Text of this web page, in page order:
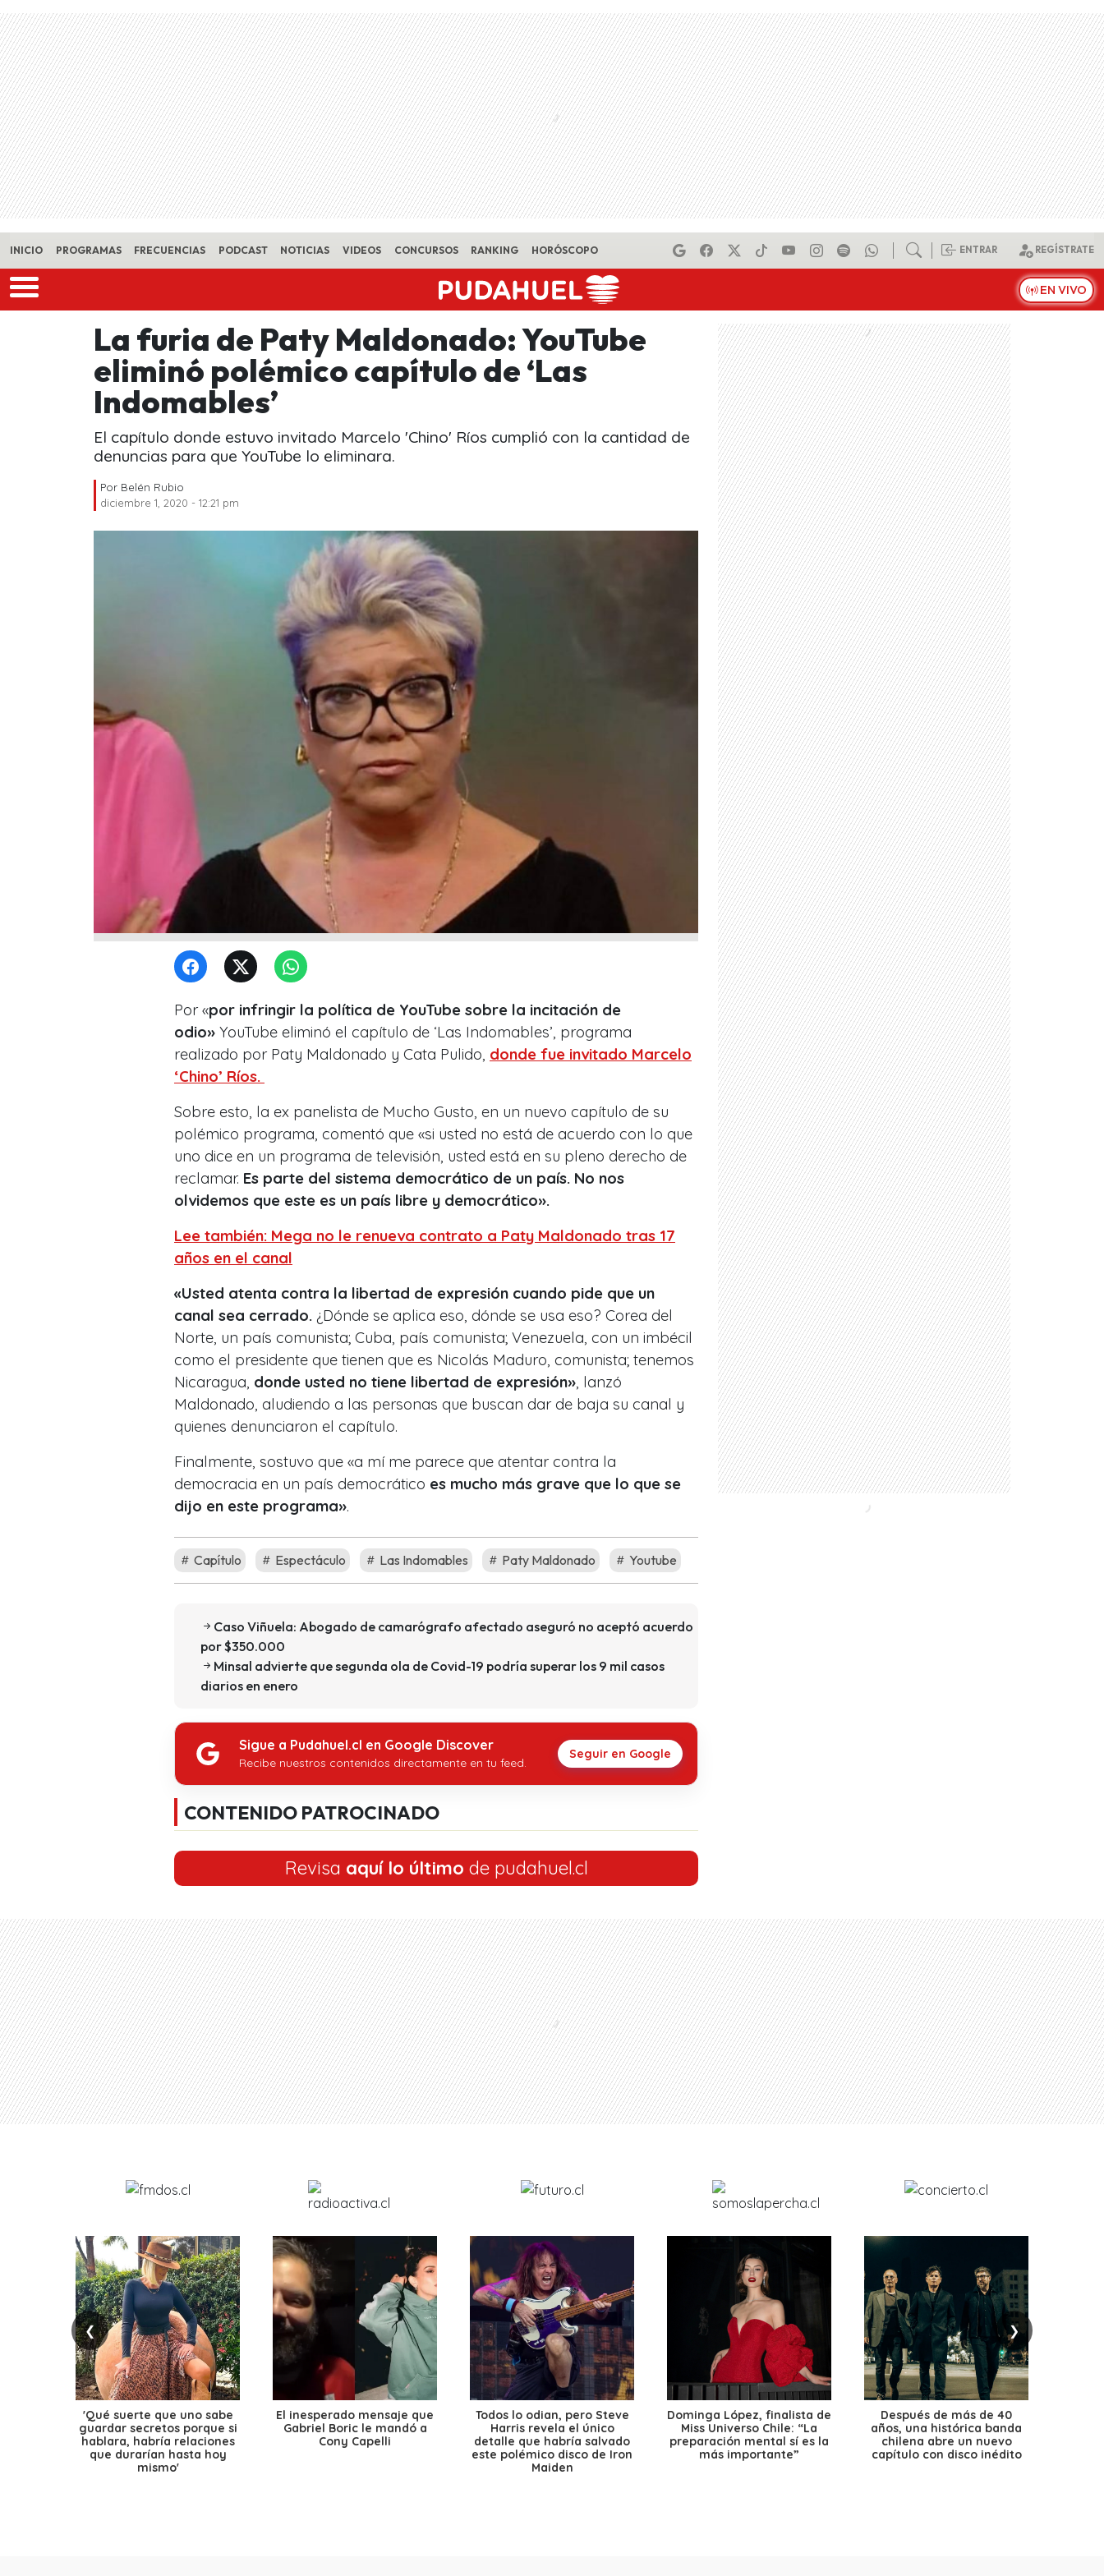
Skip to main content
INICIO PROGRAMAS FRECUENCIAS PODCAST NOTICIAS VIDEOS CONCURSOS RANKING HORÓSCOPO ENTRAR REGÍSTRATE
EN VIVO
La furia de Paty Maldonado: YouTube
eliminó polémico capítulo de ‘Las
Indomables’
El capítulo donde estuvo invitado Marcelo 'Chino' Ríos cumplió con la cantidad de
denuncias para que YouTube lo eliminara.
Por Belén Rubio
diciembre 1, 2020 - 12:21 pm
Por «por infringir la política de YouTube sobre la incitación de
odio» YouTube eliminó el capítulo de ‘Las Indomables’, programa
realizado por Paty Maldonado y Cata Pulido, donde fue invitado Marcelo
‘Chino’ Ríos.
Sobre esto, la ex panelista de Mucho Gusto, en un nuevo capítulo de su
polémico programa, comentó que «si usted no está de acuerdo con lo que
uno dice en un programa de televisión, usted está en su pleno derecho de
reclamar. Es parte del sistema democrático de un país. No nos
olvidemos que este es un país libre y democrático».
Lee también: Mega no le renueva contrato a Paty Maldonado tras 17
años en el canal
«Usted atenta contra la libertad de expresión cuando pide que un
canal sea cerrado. ¿Dónde se aplica eso, dónde se usa eso? Corea del
Norte, un país comunista; Cuba, país comunista; Venezuela, con un imbécil
como el presidente que tienen que es Nicolás Maduro, comunista; tenemos
Nicaragua, donde usted no tiene libertad de expresión», lanzó
Maldonado, aludiendo a las personas que buscan dar de baja su canal y
quienes denunciaron el capítulo.
Finalmente, sostuvo que «a mí me parece que atentar contra la
democracia en un país democrático es mucho más grave que lo que se
dijo en este programa».
Capítulo Espectáculo Las Indomables Paty Maldonado Youtube
Caso Viñuela: Abogado de camarógrafo afectado aseguró no aceptó acuerdo
por $350.000
Minsal advierte que segunda ola de Covid-19 podría superar los 9 mil casos
diarios en enero
Sigue a Pudahuel.cl en Google Discover
Recibe nuestros contenidos directamente en tu feed.
Seguir en Google
CONTENIDO PATROCINADO
Revisa aquí lo último de pudahuel.cl
❮ ❯
'Qué suerte que uno sabe
guardar secretos porque si
hablara, habría relaciones
que durarían hasta hoy
mismo'
El inesperado mensaje que
Gabriel Boric le mandó a
Cony Capelli
Todos lo odian, pero Steve
Harris revela el único
detalle que habría salvado
este polémico disco de Iron
Maiden
Dominga López, finalista de
Miss Universo Chile: “La
preparación mental sí es la
más importante”
Después de más de 40
años, una histórica banda
chilena abre un nuevo
capítulo con disco inédito